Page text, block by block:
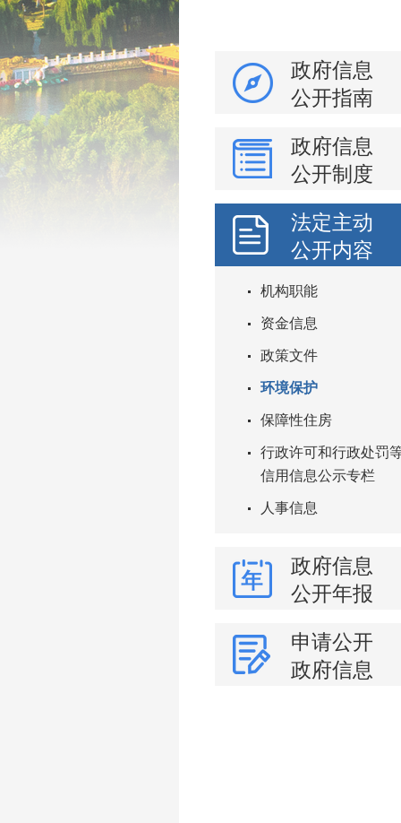
政府信息
公开指南
政府信息
公开制度
法定主动
公开内容
机构职能
资金信息
政策文件
环境保护
保障性住房
行政许可和行政处罚
信用信息公示专栏
人事信息
政府信息
公开年报
申请公开
政府信息